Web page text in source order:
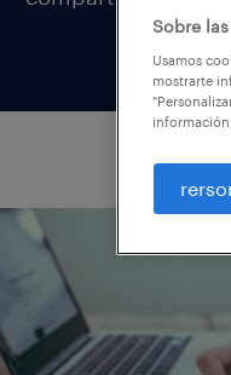
Sobre
Usamos
mostrarte